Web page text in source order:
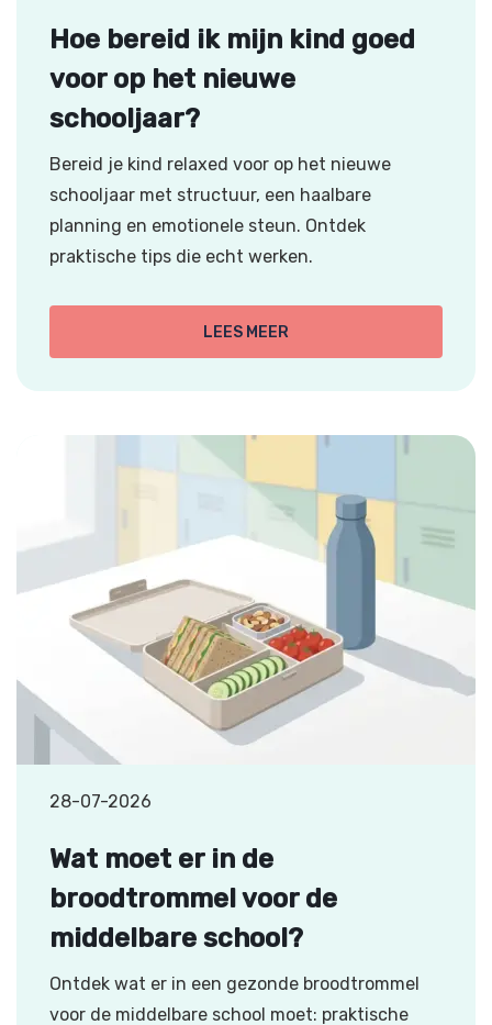
Hoe bereid ik mijn kind goed
voor op het nieuwe
schooljaar?
Bereid je kind relaxed voor op het nieuwe
schooljaar met structuur, een haalbare
planning en emotionele steun. Ontdek
praktische tips die echt werken.
LEES MEER
28-07-2026
Wat moet er in de
broodtrommel voor de
middelbare school?
Ontdek wat er in een gezonde broodtrommel
voor de middelbare school moet: praktische